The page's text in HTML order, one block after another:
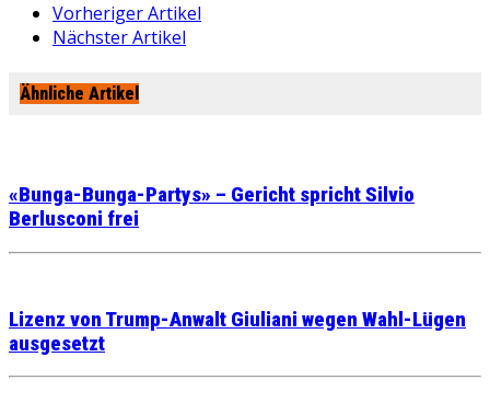
Vorheriger Artikel
Nächster Artikel
Ähnliche Artikel
«Bunga-Bunga-Partys» – Gericht spricht Silvio
Berlusconi frei
Lizenz von Trump-Anwalt Giuliani wegen Wahl-Lügen
ausgesetzt